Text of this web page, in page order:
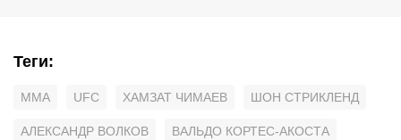
Теги:
MMA UFC ХАМЗАТ ЧИМАЕВ ШОН СТРИКЛЕНД
АЛЕКСАНДР ВОЛКОВ ВАЛЬДО КОРТЕС-АКОСТА